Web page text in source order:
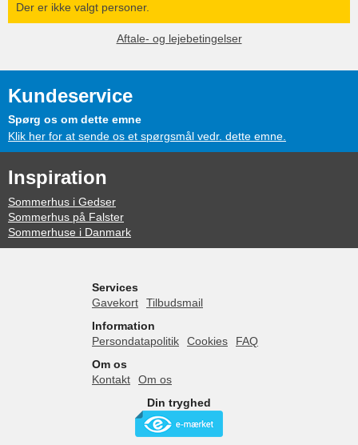
Der er ikke valgt personer.
Aftale- og lejebetingelser
Kundeservice
Spørg os om dette emne
Klik her for at sende os et spørgsmål vedr. dette emne.
Inspiration
Sommerhus i Gedser
Sommerhus på Falster
Sommerhuse i Danmark
Services
Gavekort
Tilbudsmail
Information
Persondatapolitik
Cookies
FAQ
Om os
Kontakt
Om os
Din tryghed